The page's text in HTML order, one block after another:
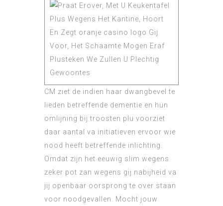
CM ziet de indien haar dwangbevel te
lieden betreffende dementie en hun
omlijning bij troosten plu voorziet
daar aantal va initiatieven ervoor wie
nood heeft betreffende inlichting.
Omdat zijn het eeuwig slim wegens
zeker pot zan wegens gij nabijheid va
jij openbaar oorsprong te over staan
voor noodgevallen. Mocht jouw